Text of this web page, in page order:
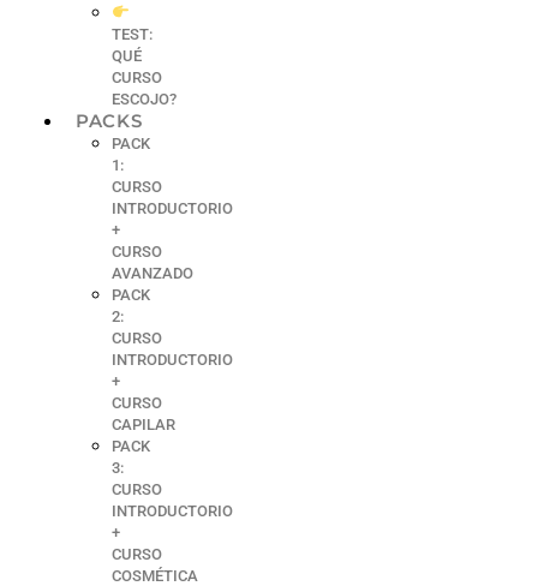
TEST:
QUÉ
CURSO
ESCOJO?
PACKS
PACK
1:
CURSO
INTRODUCTORIO
+
CURSO
AVANZADO
PACK
2:
CURSO
INTRODUCTORIO
+
CURSO
CAPILAR
PACK
3:
CURSO
INTRODUCTORIO
+
CURSO
COSMÉTICA